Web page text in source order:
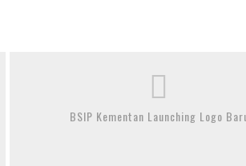
BSIP Kementan Launching Logo